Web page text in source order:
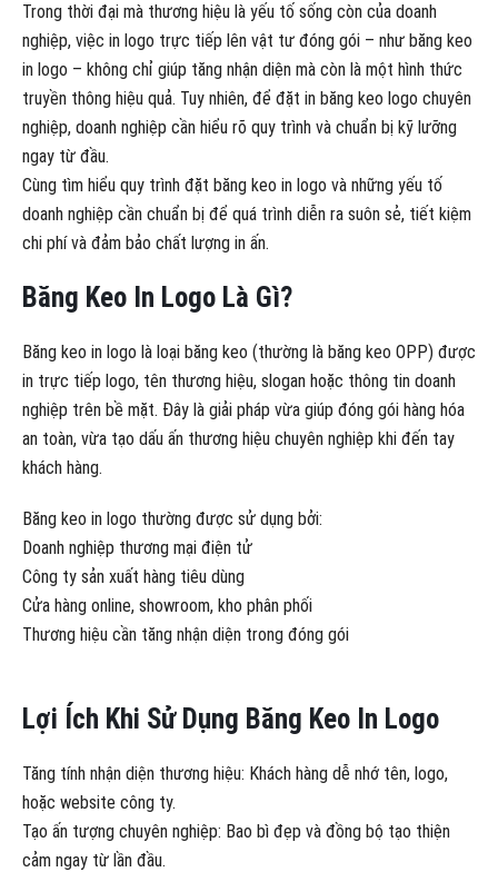
Trong thời đại mà thương hiệu là yếu tố sống còn của doanh
nghiệp, việc in logo trực tiếp lên vật tư đóng gói – như băng keo
in logo – không chỉ giúp tăng nhận diện mà còn là một hình thức
truyền thông hiệu quả. Tuy nhiên, để đặt in băng keo logo chuyên
nghiệp, doanh nghiệp cần hiểu rõ quy trình và chuẩn bị kỹ lưỡng
ngay từ đầu.
Cùng tìm hiểu quy trình đặt băng keo in logo và những yếu tố
doanh nghiệp cần chuẩn bị để quá trình diễn ra suôn sẻ, tiết kiệm
chi phí và đảm bảo chất lượng in ấn.
Băng Keo In Logo Là Gì?
Băng keo in logo là loại băng keo (thường là băng keo OPP) được
in trực tiếp logo, tên thương hiệu, slogan hoặc thông tin doanh
nghiệp trên bề mặt. Đây là giải pháp vừa giúp đóng gói hàng hóa
an toàn, vừa tạo dấu ấn thương hiệu chuyên nghiệp khi đến tay
khách hàng.
Băng keo in logo thường được sử dụng bởi:
Doanh nghiệp thương mại điện tử
Công ty sản xuất hàng tiêu dùng
Cửa hàng online, showroom, kho phân phối
Thương hiệu cần tăng nhận diện trong đóng gói
Lợi Ích Khi Sử Dụng Băng Keo In Logo
Tăng tính nhận diện thương hiệu: Khách hàng dễ nhớ tên, logo,
hoặc website công ty.
Tạo ấn tượng chuyên nghiệp: Bao bì đẹp và đồng bộ tạo thiện
cảm ngay từ lần đầu.